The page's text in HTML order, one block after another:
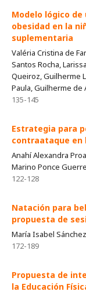
Modelo lógico
obesidad en la
suplementaria
Valéria Cristina de
Santos Rocha,
Queiroz, Guilherme
Paula, Guilherme de
135-145
Estrategia para
contraataque en
Anahí Alexandra
Marino Ponce
122-128
Natación para
propuesta de
María Isabel
172-189
Propuesta de
la Educación